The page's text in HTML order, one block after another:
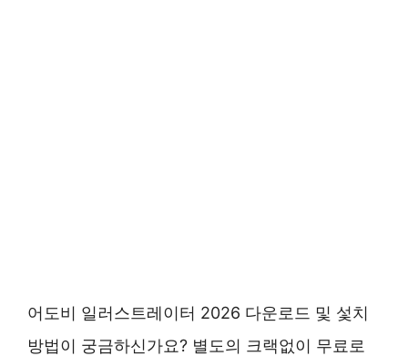
어도비 일러스트레이터 2026 다운로드 및 섳치
방법이 궁금하신가요? 별도의 크랙없이 무료로